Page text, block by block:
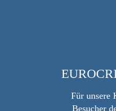
Für unsere
Besucher